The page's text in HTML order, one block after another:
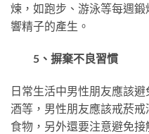
煉，如跑步、游泳等每週
響精子的產生。
5、摒棄不良習慣
日常生活中男性朋友應該
酒等，男性朋友應該戒菸
食物，另外還要注意避免接